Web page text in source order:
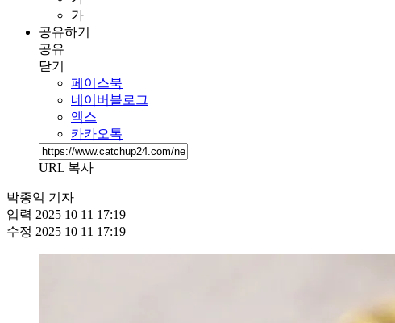
가
공유하기
공유
닫기
페이스북
네이버블로그
엑스
카카오톡
URL 복사
박종익 기자
입력 2025 10 11 17:19
수정 2025 10 11 17:19